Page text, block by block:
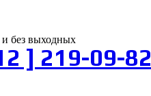
и без выходных
] 219-09-82